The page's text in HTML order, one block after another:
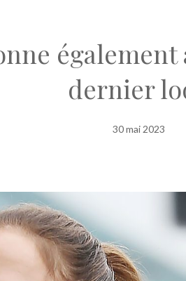
dernier
30 mai 2023